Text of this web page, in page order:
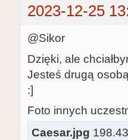
2023-12-25
@Sikor
Dzięki, ale
Jesteś drugą
:]
Foto innych
Caesar.jpg